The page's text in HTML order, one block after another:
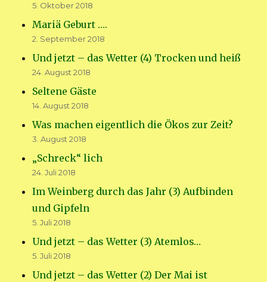
5. Oktober 2018
Mariä Geburt ….
2. September 2018
Und jetzt – das Wetter (4) Trocken und heiß
24. August 2018
Seltene Gäste
14. August 2018
Was machen eigentlich die Ökos zur Zeit?
3. August 2018
„Schreck“ lich
24. Juli 2018
Im Weinberg durch das Jahr (3) Aufbinden
und Gipfeln
5. Juli 2018
Und jetzt – das Wetter (3) Atemlos…
5. Juli 2018
Und jetzt – das Wetter (2) Der Mai ist